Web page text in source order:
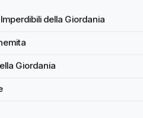
della Giordania
Giordania